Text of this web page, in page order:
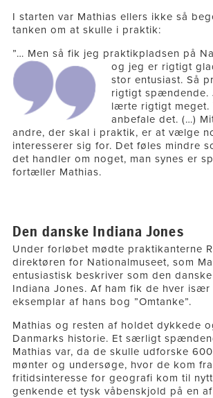
I starten var Mathias ellers ikke så
tanken om at skulle i praktik:
”… Men så fik jeg praktikpladsen på
og jeg er rigtigt
stor entusiast. Så
rigtigt spændende.
lærte rigtigt meget.
anbefale det. (…)
andre, der skal i praktik, er at vælge
interesserer sig for. Det føles mindre
det handler om noget, man synes er
fortæller Mathias.
Den danske Indiana Jones
Under forløbet mødte praktikanterne
direktøren for Nationalmuseet, som
entusiastisk beskriver som den
Indiana Jones. Af ham fik de hver
eksemplar af hans bog ”Omtanke”.
Mathias og resten af holdet dykkede
Danmarks historie. Et særligt
Mathias var, da de skulle udforske
mønter og undersøge, hvor de kom
fritidsinteresse for geografi kom til
genkende et tysk våbenskjold på en